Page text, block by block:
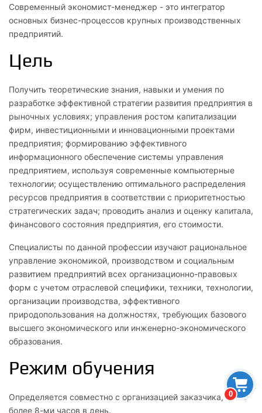
0
Современный экономист-менеджер - это интегратор
основных бизнес-процессов крупных производственных
предприятий.
Цель
Получить теоретические знания, навыки и умения по
разработке эффективной стратегии развития предприятия в
рыночных условиях; управления ростом капитализации
фирм, инвестиционными и инновационными проектами
предприятия; формированию эффективного
информационного обеспечение системы управления
предприятием, используя современные компьютерные
технологии; осуществлению оптимального распределения
ресурсов предприятия в соответствии с приоритетностью
стратегических задач; проводить анализ и оценку капитала,
финансового состояния предприятия, его стоимости.
Специалисты по данной профессии изучают рациональное
управление экономикой, производством и социальным
развитием предприятий всех организационно-правовых
форм с учетом отраслевой специфики, техники, технологии,
организации производства, эффективного
природопользования на должностях, требующих базового
высшего экономического или инженерно-экономического
образования.
Режим обучения
Определяется совместно с организацией заказчика, но не
более 8-ми часов в день.